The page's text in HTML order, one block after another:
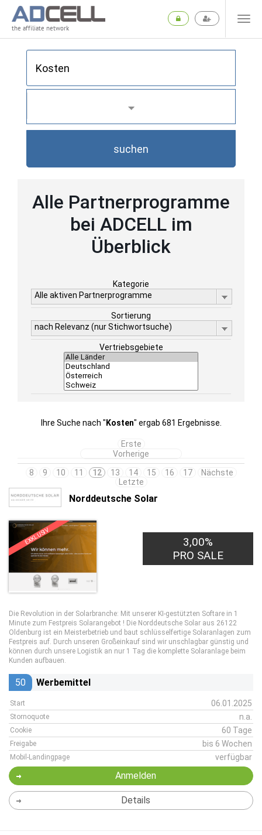
the affiliate network
suchen
Alle Partnerprogramme
bei ADCELL im
Überblick
Kategorie
Alle aktiven Partnerprogramme
Sortierung
nach Relevanz (nur Stichwortsuche)
Vertriebsgebiete
Ihre Suche nach " Kosten" ergab 681 Ergebnisse.
Erste
Vorherige
8
9 10 11 12 13 14 15 16 17
Nächste
Letzte
Norddeutsche Solar
EXKLUSIV
3,00%
PRO SALE
Die Revolution in der Solarbranche: Mit unserer KI-gestützten Softare in 1
Minute zum Festpreis Solarangebot ! Die Norddeutsche Solar aus 26122
Oldenburg ist ein Meisterbetrieb und baut schlüsselfertige Solaranlagen zum
Festpreis auf. Durch unseren Großeinkauf sind wir unschlagbar günstig und
können durch unsere Logistik an nur 1 Tag die komplette Solaranlage beim
Kunden aufbauen.
50 Werbemittel
Start 06.01.2025
Stornoquote n.a.
Cookie 60 Tage
Freigabe bis 6 Wochen
Mobil-Landingpage verfügbar
Anmelden
Details